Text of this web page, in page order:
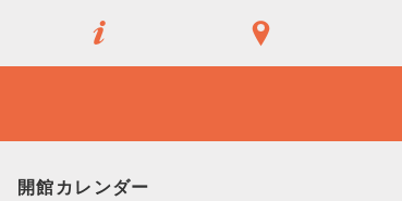
開館カレンダー